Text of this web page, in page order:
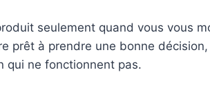
seulement quand vous vous
prêt à prendre une bonne
qui ne fonctionnent pas.